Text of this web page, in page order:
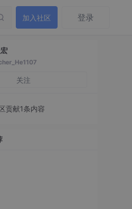
加入社区 登录
关注
贡献1条内容